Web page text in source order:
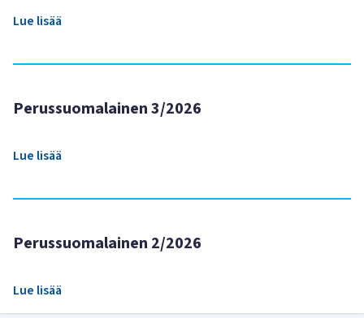
Lue lisää
Perussuomalainen 3/2026
Lue lisää
Perussuomalainen 2/2026
Lue lisää